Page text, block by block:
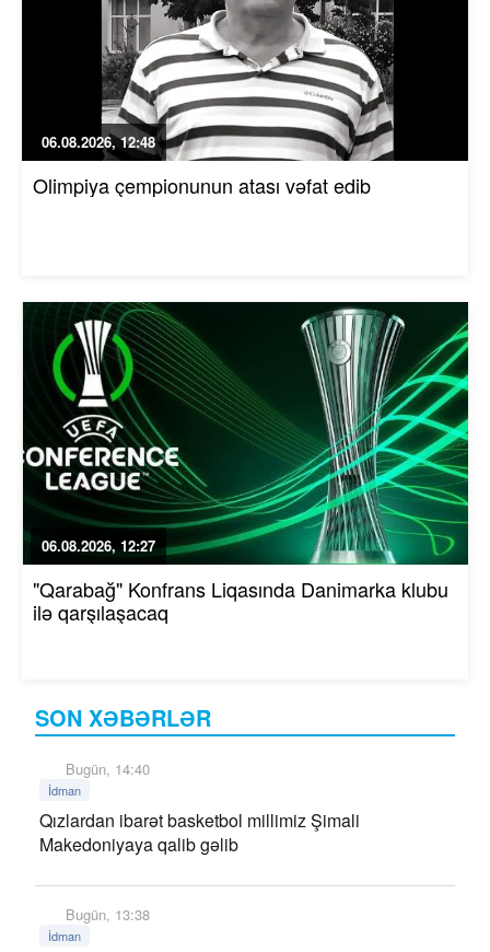
SON XƏBƏRLƏR
Bugün, 14:40
İdman
Qızlardan ibarət basketbol millimiz Şimali
Makedoniyaya qalib gəlib
Bugün, 13:38
İdman
06.08.2026, 12:48
Olimpiya çempionunun atası vəfat edib
06.08.2026, 12:27
"Qarabağ" Konfrans Liqasında Danimarka klubu
ilə qarşılaşacaq